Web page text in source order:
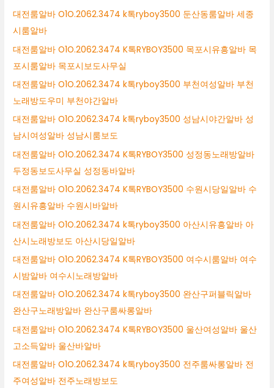
대전룸알바 O1O.2062.3474 k톡ryboy3500 둔산동룸알바 세종
시룸알바
대전룸알바 O1O.2062.3474 K톡RYBOY3500 목포시유흥알바 목
포시룸알바 목포시보도사무실
대전룸알바 O1O.2062.3474 k톡ryboy3500 부천여성알바 부천
노래방도우미 부천야간알바
대전룸알바 O1O.2062.3474 k톡ryboy3500 성남시야간알바 성
남시여성알바 성남시룸보도
대전룸알바 O1O.2062.3474 K톡RYBOY3500 성정동노래방알바
두정동보도사무실 성정동바알바
대전룸알바 O1O.2062.3474 K톡RYBOY3500 수원시당일알바 수
원시유흥알바 수원시바알바
대전룸알바 O1O.2062.3474 k톡ryboy3500 아산시유흥알바 아
산시노래방보도 아산시당일알바
대전룸알바 O1O.2062.3474 K톡RYBOY3500 여수시룸알바 여수
시밤알바 여수시노래방알바
대전룸알바 O1O.2062.3474 k톡ryboy3500 완산구퍼블릭알바
완산구노래방알바 완산구룸싸롱알바
대전룸알바 O1O.2062.3474 K톡RYBOY3500 울산여성알바 울산
고소득알바 울산바알바
대전룸알바 O1O.2062.3474 k톡ryboy3500 전주룸싸롱알바 전
주여성알바 전주노래방보도